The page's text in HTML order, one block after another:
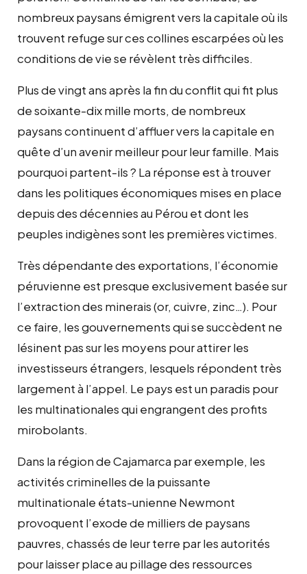
nombreux paysans émigrent vers la capitale où ils
trouvent refuge sur ces collines escarpées où les
conditions de vie se révèlent très difficiles.
Plus de vingt ans après la fin du conflit qui fit plus
de soixante-dix mille morts, de nombreux
paysans continuent d’affluer vers la capitale en
quête d’un avenir meilleur pour leur famille. Mais
pourquoi partent-ils ? La réponse est à trouver
dans les politiques économiques mises en place
depuis des décennies au Pérou et dont les
peuples indigènes sont les premières victimes.
Très dépendante des exportations, l’économie
péruvienne est presque exclusivement basée sur
l’extraction des minerais (or, cuivre, zinc…). Pour
ce faire, les gouvernements qui se succèdent ne
lésinent pas sur les moyens pour attirer les
investisseurs étrangers, lesquels répondent très
largement à l’appel. Le pays est un paradis pour
les multinationales qui engrangent des profits
mirobolants.
Dans la région de Cajamarca par exemple, les
activités criminelles de la puissante
multinationale états-unienne Newmont
provoquent l’exode de milliers de paysans
pauvres, chassés de leur terre par les autorités
pour laisser place au pillage des ressources